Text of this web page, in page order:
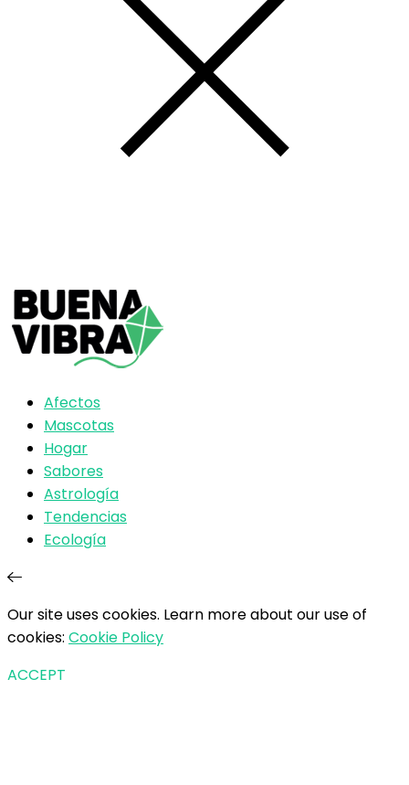
Afectos
Mascotas
Hogar
Sabores
Astrología
Tendencias
Ecología
Our site uses cookies. Learn more about our use of
cookies: Cookie Policy
ACCEPT